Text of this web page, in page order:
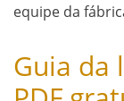
equipe da
Guia da